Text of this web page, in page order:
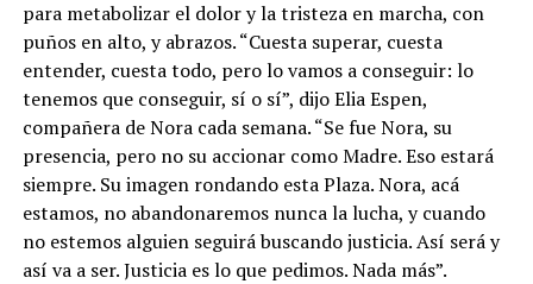
para metabolizar el dolor y la tristeza en marcha, con
puños en alto, y abrazos. “Cuesta superar, cuesta
entender, cuesta todo, pero lo vamos a conseguir: lo
tenemos que conseguir, sí o sí”, dijo Elia Espen,
compañera de Nora cada semana. “Se fue Nora, su
presencia, pero no su accionar como Madre. Eso estará
siempre. Su imagen rondando esta Plaza. Nora, acá
estamos, no abandonaremos nunca la lucha, y cuando
no estemos alguien seguirá buscando justicia. Así será y
así va a ser. Justicia es lo que pedimos. Nada más”.